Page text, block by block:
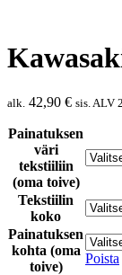
alk. 42,90 € sis. ALV
Painatuksen
väri
tekstiiliin
(oma toive)
Tekstiilin
koko
Painatuksen
kohta (oma
toive)
Poista